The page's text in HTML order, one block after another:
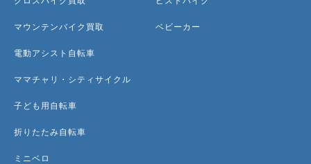
マウンテンバイク買取
電動アシスト自転車
ママチャリ・シティサイクル
子ども用自転車
折りたたみ自転車
ミニベロ
ベビーカー